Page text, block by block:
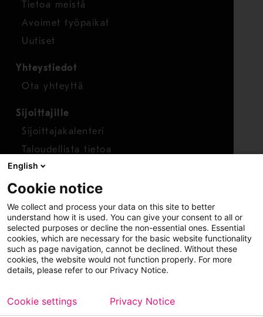
Tietoa meistä
Avoimet työpaikat
Uutiset
Yhteystiedot
Ota yhteyttä
Sijoittajille
Sijoittajakalenteri
Taloudellista tietoa
Osakkeet
Raportoi huolenaihe
Whistleblower-työkalu
Copyright © 2026 Metso
Sivukartta
English
Cookie notice
We collect and process your data on this site to better
understand how it is used. You can give your consent to all or
selected purposes or decline the non-essential ones. Essential
cookies, which are necessary for the basic website functionality
such as page navigation, cannot be declined. Without these
cookies, the website would not function properly. For more
details, please refer to our Privacy Notice.
Cookie settings Privacy Notice